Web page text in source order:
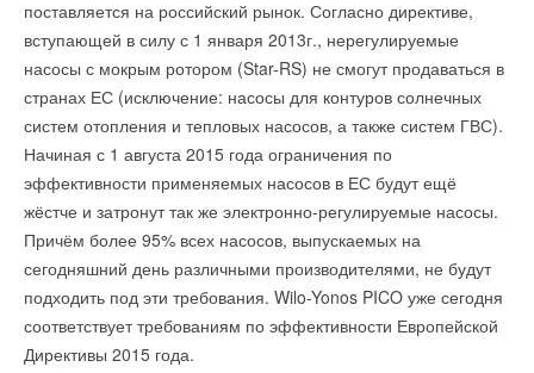
поставляется на российский рынок. Согласно директиве,
вступающей в силу с 1 января 2013г., нерегулируемые
насосы с мокрым ротором (Star-RS) не смогут продаваться в
странах ЕС (исключение: насосы для контуров солнечных
систем отопления и тепловых насосов, а также систем ГВС).
Начиная с 1 августа 2015 года ограничения по
эффективности применяемых насосов в ЕС будут ещё
жёстче и затронут так же электронно-регулируемые насосы.
Причём более 95% всех насосов, выпускаемых на
сегодняшний день различными производителями, не будут
подходить под эти требования. Wilo-Yonos PICO уже сегодня
соответствует требованиям по эффективности Европейской
Директивы 2015 года.
открыт 25 декабря 1975 года и является
системообразующим для социальной сферы города. Новое
качество микроклимата в здании ЦУМа общей площадью
2000 м2 теперь обеспечивает комплекс из 13
полупромышленных кондиционеров QuattroClima
совокупной холодопроизводительностью 181 кВт.
→ Новая серия мультисплит-систем TOSOT
НОВОСТИ СОК 1 ИЮЛЯ 2014
LESSAR представила новые канальные блоки
НОВОСТИ СОК 23 ИЮНЯ 2014
внутреннего и наружного воздуха.
Разработана система использования солнечной энергии
для приготовления горячей воды на нужды ГВС,
состоящая из вакуумных гелиоколлекторов Vitosol 200-T
(3 кв.м) компанииViessmann, емкостного
водонагревателя гелиосистемы Vitocell 160-Е 950 л SESA,
емкостного водонагревателя косвенного нагрева Vitocell
100-V CVA 1000 л с электрической вставкой, мощностью
12 кВт и средствами автоматизации.
Для резервирования теплоснабжения системы ГВС в ХП и
ТП применен емкостной водонагреватель косвенного
нагрева Vitocell 100-V CVA 1000 л с электрической вставкой
мощностью 12 кВт с возможностью нагрева теплоносителем
из тепловой сети в ХП и нагревом за счет электричества в